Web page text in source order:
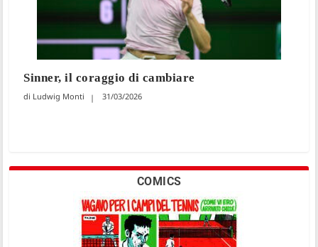
Sinner, il coraggio di cambiare
Ludwig Monti 31/03/2026
COMICS